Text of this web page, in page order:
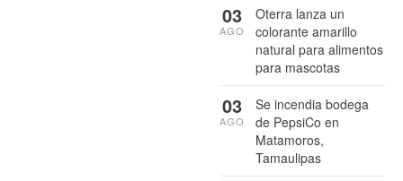
Oterra lanza un
colorante amarillo
natural para alimentos
para mascotas
03
AGO
Se incendia bodega
de PepsiCo en
Matamoros,
Tamaulipas
03
AGO